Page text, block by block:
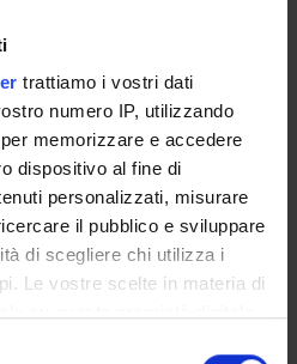
trattiamo i vostri dati
numero IP, utilizzando
memorizzare e accedere
dispositivo al fine di
personalizzati, misurare
il pubblico e sviluppare
di scegliere chi utilizza i
Le vostre scelte in materia di